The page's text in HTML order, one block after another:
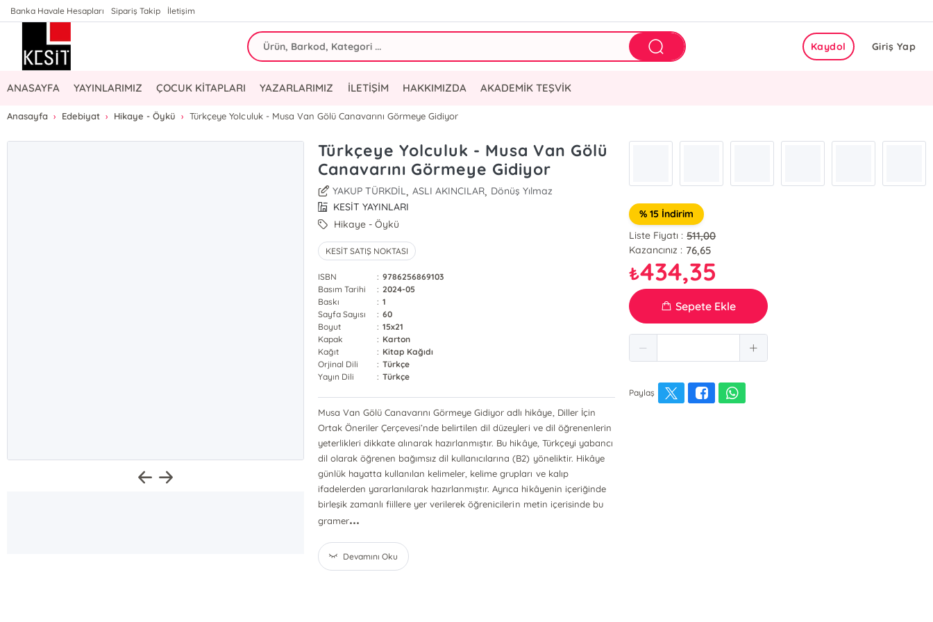
Banka Havale Hesapları Sipariş Takip İletişim
Giriş Yap
Kaydol
ANASAYFA YAYINLARIMIZ ÇOCUK KİTAPLARI YAZARLARIMIZ İLETİŞİM HAKKIMIZDA AKADEMİK TEŞVİK
Anasayfa Edebiyat Hikaye - Öykü Türkçeye Yolculuk - Musa Van Gölü Canavarını Görmeye Gidiyor
Türkçeye Yolculuk - Musa Van Gölü
Canavarını Görmeye Gidiyor
YAKUP TÜRKDİL, ASLI AKINCILAR, Dönüş Yılmaz
KESİT YAYINLARI
Hikaye - Öykü
KESİT SATIŞ NOKTASI
ISBN : 9786256869103
Basım Tarihi
: 2024-05
Baskı
: 1
Sayfa Sayısı
: 60
Boyut
: 15x21
Kapak
: Karton
Kağıt
: Kitap Kağıdı
Orjinal Dili
: Türkçe
Yayın Dili
: Türkçe
Musa Van Gölü Canavarını Görmeye Gidiyor adlı hikâye, Diller İçin
Ortak Öneriler Çerçevesi’nde belirtilen dil düzeyleri ve dil öğrenenlerin
yeterlikleri dikkate alınarak hazırlanmıştır. Bu hikâye, Türkçeyi yabancı
dil olarak öğrenen bağımsız dil kullanıcılarına (B2) yöneliktir. Hikâye
günlük hayatta kullanılan kelimeler, kelime grupları ve kalıp
ifadelerden yararlanılarak hazırlanmıştır. Ayrıca hikâyenin içeriğinde
birleşik zamanlı fiillere yer verilerek öğrenicilerin metin içerisinde bu
gramer...
Devamını Oku
% 15 İndirim
Liste Fiyatı : 511,00
Kazancınız : 76,65
₺434,35
Sepete Ekle
Paylaş